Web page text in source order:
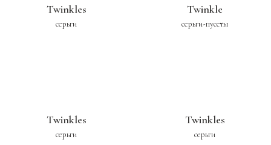
Twinkles
серьги
Twinkle
серьги-пусеты
Twinkles
серьги
Twinkles
серьги